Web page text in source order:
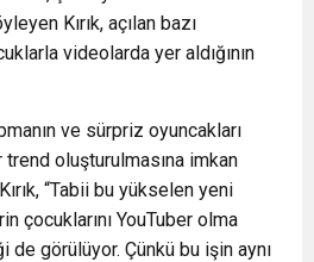
Kırık, açılan bazı
videolarda yer aldığının
ve sürpriz oyuncakları
oluşturulmasına imkan
“Tabii bu yükselen yeni
çocuklarını YouTuber olma
de görülüyor. Çünkü bu işin aynı